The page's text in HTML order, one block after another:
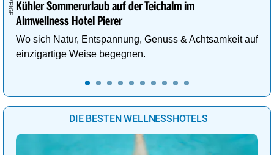
Kühler Sommerurlaub auf der Teichalm im
Almwellness Hotel Pierer
Wo sich Natur, Entspannung, Genuss & Achtsamkeit auf
einzigartige Weise begegnen.
DIE BESTEN WELLNESSHOTELS